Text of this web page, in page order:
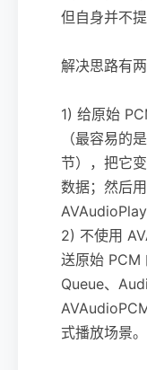
但自身并不
解决思路有两
1) 给原始
（最容易的
节），把它
数据；然后
2) 不使用
送原始 PCM
Queue、
式播放场景。